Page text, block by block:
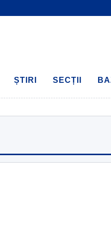
ȘTIRI SECȚII